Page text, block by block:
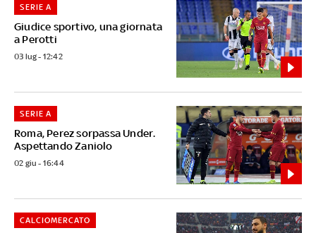
Giudice sportivo, una giornata
a Perotti
SERIE A
03 lug - 12:42
Roma, Perez sorpassa Under.
Aspettando Zaniolo
SERIE A
02 giu - 16:44
CALCIOMERCATO